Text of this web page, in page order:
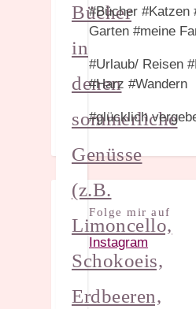
Bücher
in
denen
sommerliche
Genüsse
(z.B.
Limoncello,
Schokoeis,
Erdbeeren,
#Bücher #Katzen
Garten #meine
#Urlaub/ Reisen
#Harz #Wandern
#glücklich
Folge mir auf
Instagram